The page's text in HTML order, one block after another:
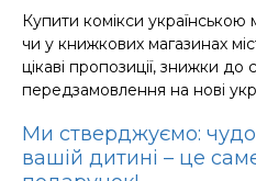
Купити комікси
чи у книжкових магазинах
цікаві пропозиції, знижки до
передзамовлення на нові
Ми стверджуємо:
вашій дитині – це